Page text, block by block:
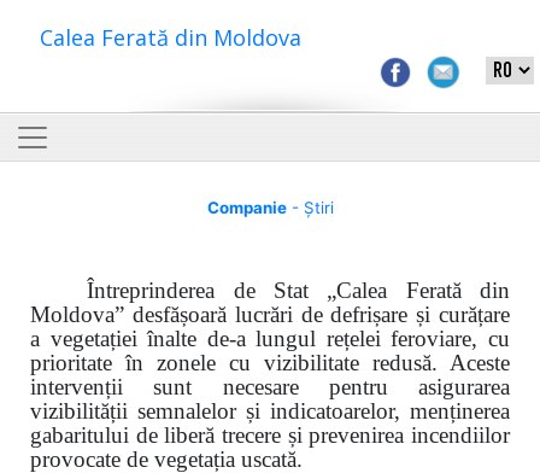
Calea Ferată din Moldova
Companie- Știri
Întreprinderea de Stat „Calea Ferată din
Moldova” desfășoară lucrări de defrișare și curățare
a vegetației înalte de-a lungul rețelei feroviare, cu
prioritate în zonele cu vizibilitate redusă. Aceste
intervenții sunt necesare pentru asigurarea
vizibilității semnalelor și indicatoarelor, menținerea
gabaritului de liberă trecere și prevenirea incendiilor
provocate de vegetația uscată.